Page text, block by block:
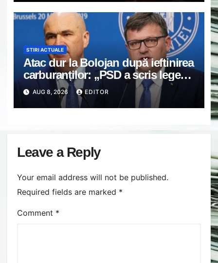
STIRI ACTUALE
Atac dur la Bolojan după ieftinirea
carburanților: „PSD a scris legea.
Dumneavoastră ați scris discursul
de după”
AUG 8, 2026 EDITOR
Leave a Reply
Your email address will not be published.
Required fields are marked *
Comment *